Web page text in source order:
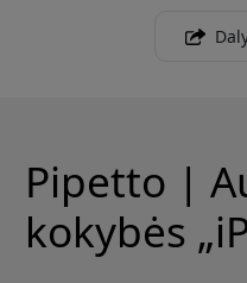
Pipetto |
kokybės